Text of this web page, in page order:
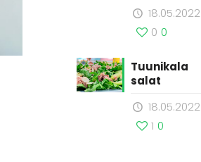
18.05.2022
0
0
Tuunikala
salat
18.05.2022
0
1